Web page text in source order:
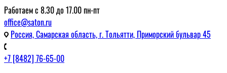
Работаем с 8.30 до 17.00 пн-пт
office@saton.ru
Россия, Самарская область, г. Тольятти, Приморский бульвар 45
+7 [8482] 76-65-00